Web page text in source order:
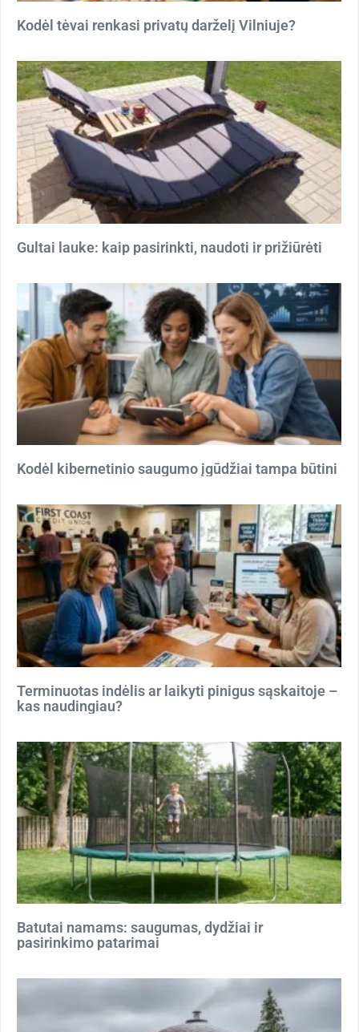
Kodėl tėvai renkasi privatų darželį Vilniuje?
Gultai lauke: kaip pasirinkti, naudoti ir prižiūrėti
Kodėl kibernetinio saugumo įgūdžiai tampa būtini
Terminuotas indėlis ar laikyti pinigus sąskaitoje –
kas naudingiau?
Batutai namams: saugumas, dydžiai ir
pasirinkimo patarimai